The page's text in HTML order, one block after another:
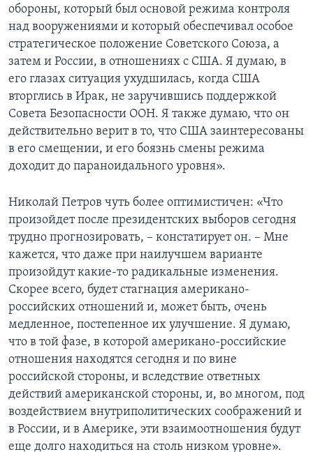
обороны, который был основой режима контроля
над вооружениями и который обеспечивал особое
стратегическое положение Советского Союза, а
затем и России, в отношениях с США. Я думаю, в
его глазах ситуация ухудшилась, когда США
вторглись в Ирак, не заручившись поддержкой
Совета Безопасности ООН. Я также думаю, что он
действительно верит в то, что США заинтересованы
в его смещении, и его боязнь смены режима
доходит до параноидального уровня».
Николай Петров чуть более оптимистичен: «Что
произойдет после президентских выборов сегодня
трудно прогнозировать, – констатирует он. – Мне
кажется, что даже при наилучшем варианте
произойдут какие-то радикальные изменения.
Скорее всего, будет стагнация американо-
российских отношений и, может быть, очень
медленное, постепенное их улучшение. Я думаю,
что в той фазе, в которой американо-российские
отношения находятся сегодня и по вине
российской стороны, и вследствие ответных
действий американской стороны, и, во многом, под
воздействием внутриполитических соображений и
в России, и в Америке, эти взаимоотношения будут
еще долго находиться на столь низком уровне».